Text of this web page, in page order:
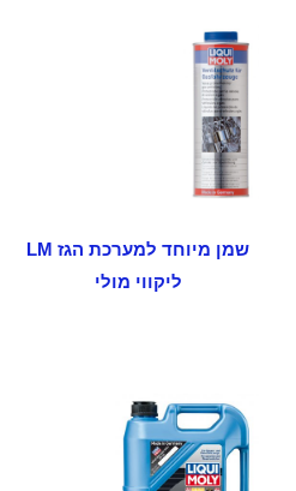
שמן מיוחד למערכת הגז LM
ליקווי מולי